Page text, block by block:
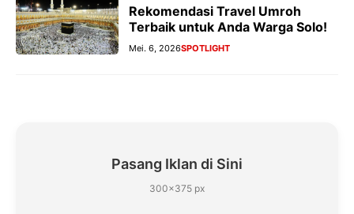
Rekomendasi Travel Umroh
Terbaik untuk Anda Warga Solo!
Mei. 6, 2026SPOTLIGHT
Pasang Iklan di Sini
300×375 px